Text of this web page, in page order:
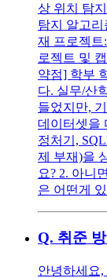
상 위치 탐
탐지 알고리
재 프로젝트
로젝트 및
약점] 학부
다. 실무/산
들었지만,
데이터셋을
정처기,
제 부재)을
요? 2. 아니
은 어떤게
Q. 취준
안녕하세요